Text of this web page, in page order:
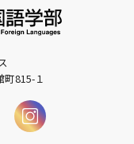
815-１